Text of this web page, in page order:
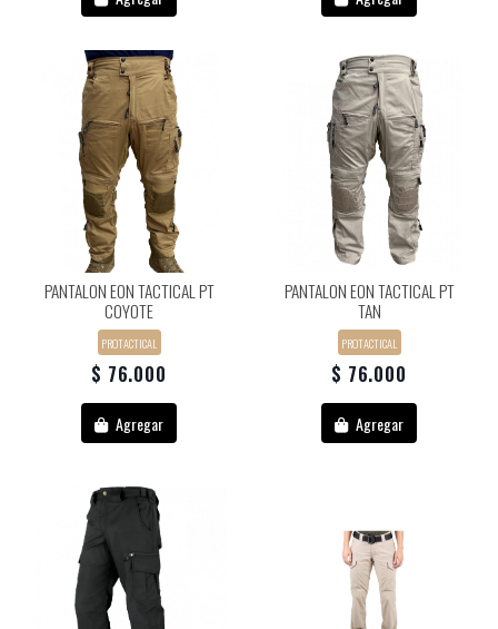
PANTALON EON TACTICAL PT
COYOTE
PROTACTICAL
$ 76.000
Agregar
PANTALON EON TACTICAL PT
TAN
PROTACTICAL
$ 76.000
Agregar